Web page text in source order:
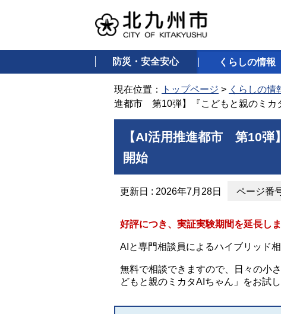
防災・安全安心 くらしの情報
現在位置： トップページ > くらしの情
進都市 第10弾】『こどもと親のミカ
【AI活用推進都市 第10弾
開始
更新日 : 2026年7月28日 ページ番
好評につき、実証実験期間を延長しま
AIと専門相談員によるハイブリッド
無料で相談できますので、日々の小
どもと親のミカタAIちゃん」をお試し